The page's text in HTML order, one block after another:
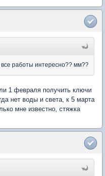
работы интересно?? мм??
1 февраля получить ключи
нет воды и света, к 5 марта
мне известно, стяжка